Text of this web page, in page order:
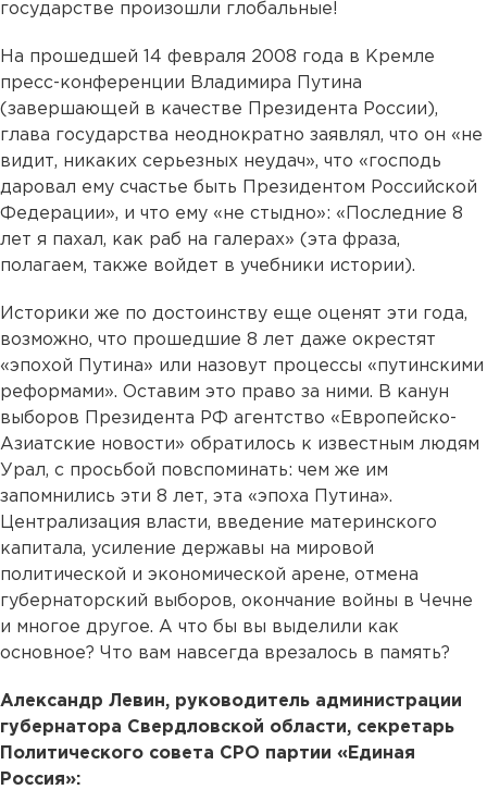
государстве произошли глобальные!
На прошедшей 14 февраля 2008 года в Кремле
пресс-конференции Владимира Путина
(завершающей в качестве Президента России),
глава государства неоднократно заявлял, что он «не
видит, никаких серьезных неудач», что «господь
даровал ему счастье быть Президентом Российской
Федерации», и что ему «не стыдно»: «Последние 8
лет я пахал, как раб на галерах» (эта фраза,
полагаем, также войдет в учебники истории).
Историки же по достоинству еще оценят эти года,
возможно, что прошедшие 8 лет даже окрестят
«эпохой Путина» или назовут процессы «путинскими
реформами». Оставим это право за ними. В канун
выборов Президента РФ агентство «Европейско-
Азиатские новости» обратилось к известным людям
Урал, с просьбой повспоминать: чем же им
запомнились эти 8 лет, эта «эпоха Путина».
Централизация власти, введение материнского
капитала, усиление державы на мировой
политической и экономической арене, отмена
губернаторский выборов, окончание войны в Чечне
и многое другое. А что бы вы выделили как
основное? Что вам навсегда врезалось в память?
Александр Левин, руководитель администрации
губернатора Свердловской области, секретарь
Политического совета СРО партии «Единая
Россия»: